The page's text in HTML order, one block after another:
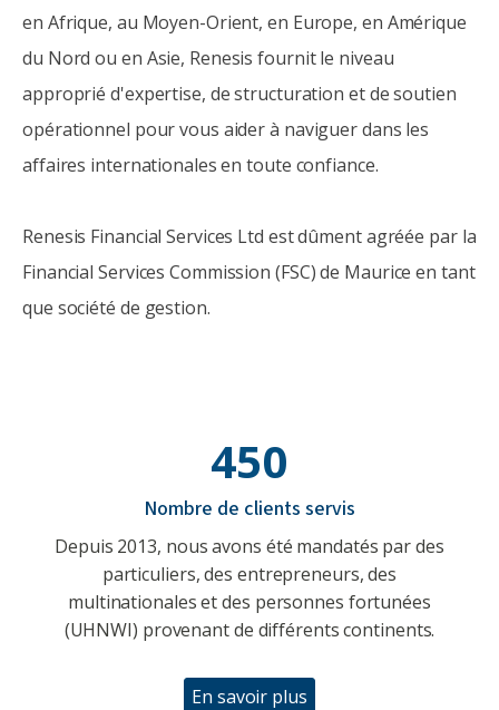
en Afrique, au Moyen-Orient, en Europe, en Amérique
du Nord ou en Asie, Renesis fournit le niveau
approprié d'expertise, de structuration et de soutien
opérationnel pour vous aider à naviguer dans les
affaires internationales en toute confiance.
Renesis Financial Services Ltd est dûment agréée par la
Financial Services Commission (FSC) de Maurice en tant
que société de gestion.
450
Nombre de clients servis
Depuis 2013, nous avons été mandatés par des
particuliers, des entrepreneurs, des
multinationales et des personnes fortunées
(UHNWI) provenant de différents continents.
En savoir plus